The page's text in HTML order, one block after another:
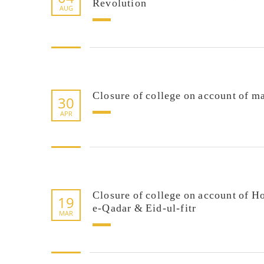
AUG
Revolution
30
APR
Closure of college on account of
19
MAR
Closure of college on account of
e-Qadar & Eid-ul-fitr
FACEBOOK PRIMARY PAGE